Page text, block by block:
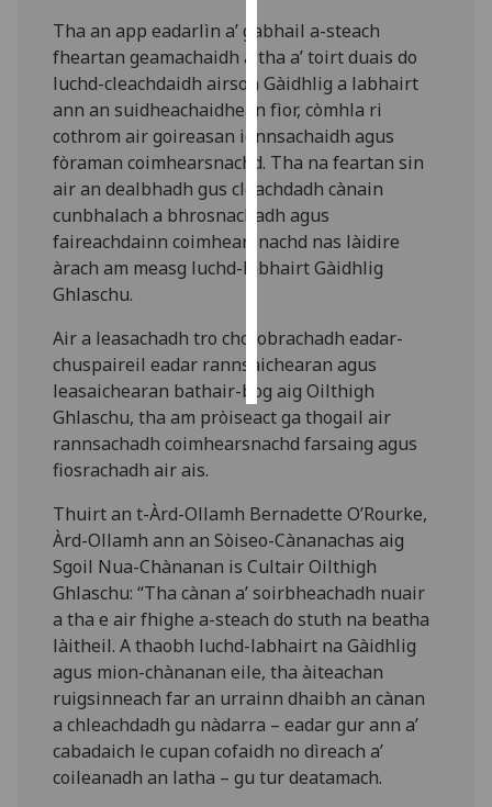
I’m happy to
get
personalised
ads
I do not
want
personalised
ads
accept
all
Tha an app eadarlìn a’ gabhail a-steach
fheartan geamachaidh a tha a’ toirt duais do
luchd-cleachdaidh airson Gàidhlig a labhairt
ann an suidheachaidhean fìor, còmhla ri
cothrom air goireasan ionnsachaidh agus
fòraman coimhearsnachd. Tha na feartan sin
air an dealbhadh gus cleachdadh cànain
cunbhalach a bhrosnachadh agus
faireachdainn coimhearsnachd nas làidire
àrach am measg luchd-labhairt Gàidhlig
Ghlaschu.
Air a leasachadh tro cho-obrachadh eadar-
chuspaireil eadar rannsaichearan agus
leasaichearan bathair-bog aig Oilthigh
Ghlaschu, tha am pròiseact ga thogail air
rannsachadh coimhearsnachd farsaing agus
fiosrachadh air ais.
Thuirt an t-Àrd-Ollamh Bernadette O’Rourke,
Àrd-Ollamh ann an Sòiseo-Cànanachas aig
Sgoil Nua-Chànanan is Cultair Oilthigh
Ghlaschu: “Tha cànan a’ soirbheachadh nuair
a tha e air fhighe a-steach do stuth na beatha
làitheil. A thaobh luchd-labhairt na Gàidhlig
agus mion-chànanan eile, tha àiteachan
ruigsinneach far an urrainn dhaibh an cànan
a chleachdadh gu nàdarra – eadar gur ann a’
cabadaich le cupan cofaidh no dìreach a’
coileanadh an latha – gu tur deatamach.